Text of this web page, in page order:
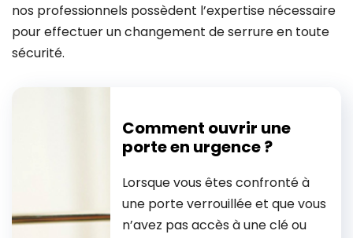
nos professionnels possèdent l’expertise nécessaire
pour effectuer un changement de serrure en toute
sécurité.
Comment ouvrir une
porte en urgence ?
Lorsque vous êtes confronté à
une porte verrouillée et que vous
n’avez pas accès à une clé ou